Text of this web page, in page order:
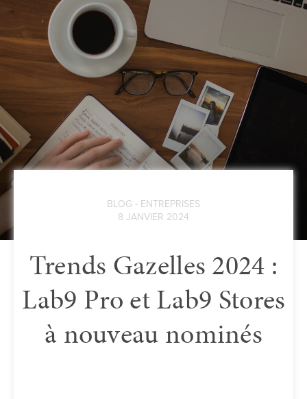
BLOG - ENTREPRISES
8 JANVIER 2024
Trends Gazelles 2024 :
Lab9 Pro et Lab9 Stores
à nouveau nominés